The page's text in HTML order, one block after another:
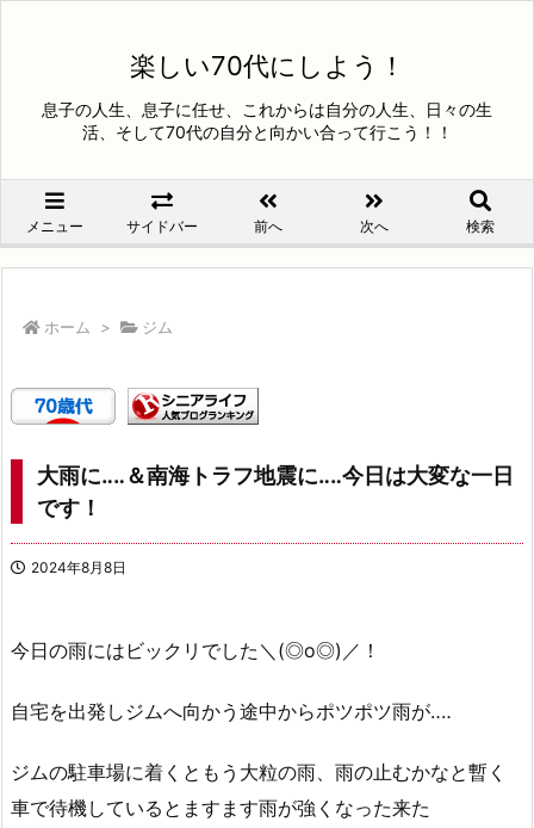
楽しい70代にしよう！
息子の人生、息子に任せ、これからは自分の人生、日々の生
活、そして70代の自分と向かい合って行こう！！
メニュー サイドバー 前へ 次へ 検索
ホーム > ジム
大雨に‥‥＆南海トラフ地震に‥‥今日は大変な一日
です！
2024年8月8日
今日の雨にはビックリでした＼(◎o◎)／！
自宅を出発しジムへ向かう途中からポツポツ雨が‥‥
ジムの駐車場に着くともう大粒の雨、雨の止むかなと暫く
車で待機しているとますます雨が強くなった来た